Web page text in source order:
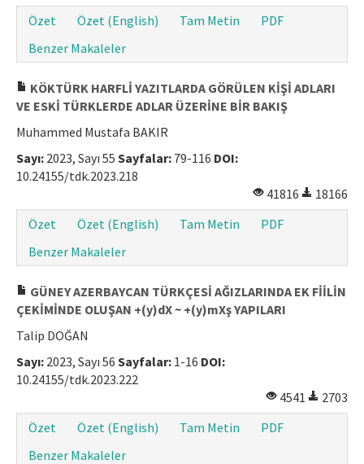
Özet
Özet (English) Tam Metin
PDF
Benzer Makaleler
KÖKTÜRK HARFLİ YAZITLARDA GÖRÜLEN KİŞİ ADLARI
VE ESKİ TÜRKLERDE ADLAR ÜZERİNE BİR BAKIŞ
Muhammed Mustafa BAKIR
Sayı: 2023, Sayı 55 Sayfalar: 79-116 DOI:
10.24155/tdk.2023.218
41816
18166
Özet
Özet (English) Tam Metin
PDF
Benzer Makaleler
GÜNEY AZERBAYCAN TÜRKÇESİ AĞIZLARINDA EK FİİLİN
ÇEKİMİNDE OLUŞAN +(y)dX ~ +(y)mXş YAPILARI
Talip DOĞAN
Sayı: 2023, Sayı 56 Sayfalar: 1-16 DOI:
10.24155/tdk.2023.222
4541
2703
Özet
Özet (English) Tam Metin
PDF
Benzer Makaleler